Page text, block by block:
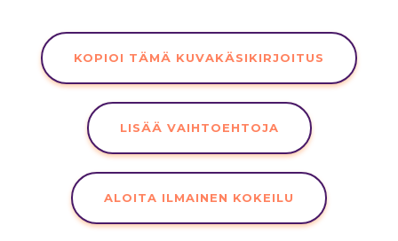
KOPIOI TÄMÄ KUVAKÄSIKIRJOITUS
LISÄÄ VAIHTOEHTOJA
ALOITA ILMAINEN KOKEILU